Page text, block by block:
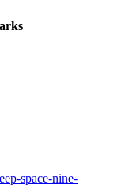
space-nine-